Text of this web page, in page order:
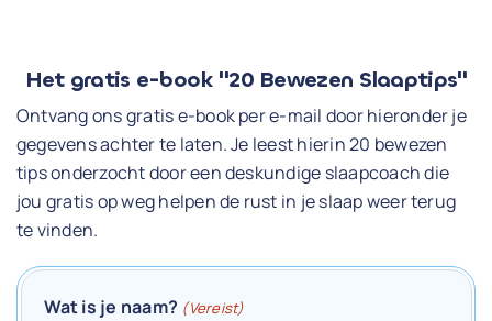
Het gratis e-book "20 Bewezen Slaaptips"
Ontvang ons gratis e-book per e-mail door hieronder je
gegevens achter te laten. Je leest hierin 20 bewezen
tips onderzocht door een deskundige slaapcoach die
jou gratis op weg helpen de rust in je slaap weer terug
te vinden.
Wat is je naam? (Vereist)